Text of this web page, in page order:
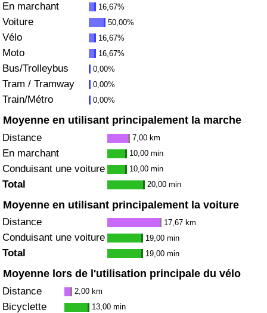
En marchant 16,67%
Voiture 50,00%
Vélo 16,67%
Moto 16,67%
Bus/Trolleybus 0,00%
Tram / Tramway 0,00%
Train/Métro 0,00%
Moyenne en utilisant principalement la marche
Distance 7,00 km
En marchant 10,00 min
Conduisant une voiture 10,00 min
Total 20,00 min
Moyenne en utilisant principalement la voiture
Distance 17,67 km
Conduisant une voiture 19,00 min
Total 19,00 min
Moyenne lors de l'utilisation principale du vélo
Distance 2,00 km
Bicyclette 13,00 min
Indice de Pollution par Pays
Trafic
Indice de Trafic
Indice de Trafic (Actuel)
Indice de Trafic par Pays